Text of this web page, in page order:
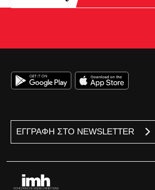
ΕΓΓΡΑΦΗ ΣΤΟ NEWSLETTER